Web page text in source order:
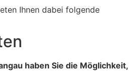
Ihnen dabei folgende
haben Sie die Möglichkeit,